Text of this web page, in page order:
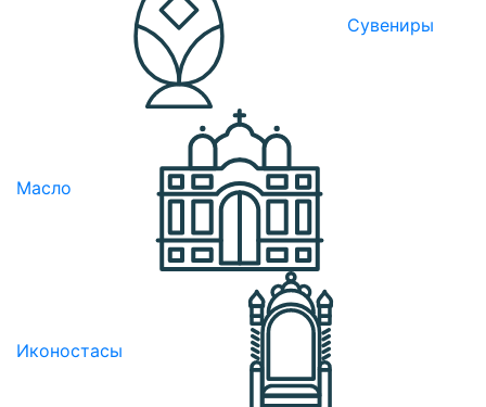
Сувениры
Масло
Иконостасы